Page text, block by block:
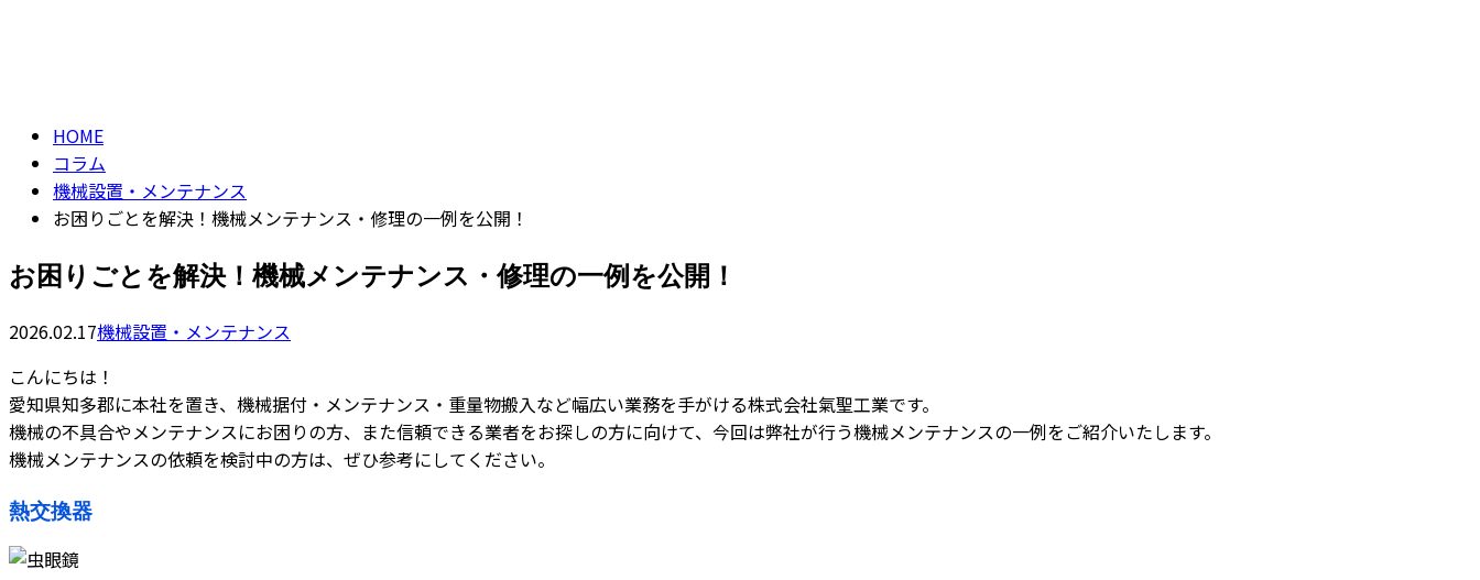
HOME
コラム
機械設置・メンテナンス
お困りごとを解決！機械メンテナンス・修理の一例を公開！
お困りごとを解決！機械メンテナンス・修理の一例を公開！
2026.02.17機械設置・メンテナンス
こんにちは！
愛知県知多郡に本社を置き、機械据付・メンテナンス・重量物搬入など幅広い業務を手がける株式会社氣聖工業です。
機械の不具合やメンテナンスにお困りの方、また信頼できる業者をお探しの方に向けて、今回は弊社が行う機械メンテナンスの一例をご紹介いたします。
機械メンテナンスの依頼を検討中の方は、ぜひ参考にしてください。
熱交換器